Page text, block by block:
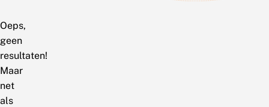
Oeps,
geen
resultaten!
Maar
net
als